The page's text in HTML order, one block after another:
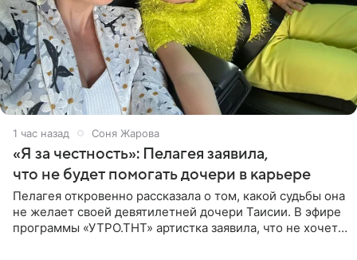
1 час назад Соня Жарова
«Я за честность»: Пелагея заявила,
что не будет помогать дочери в карьере
Пелагея откровенно рассказала о том, какой судьбы она
не желает своей девятилетней дочери Таисии. В эфире
программы «УТРО.ТНТ» артистка заявила, что не хочет